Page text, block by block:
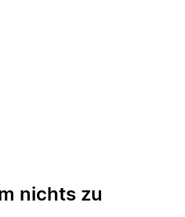
nichts zu